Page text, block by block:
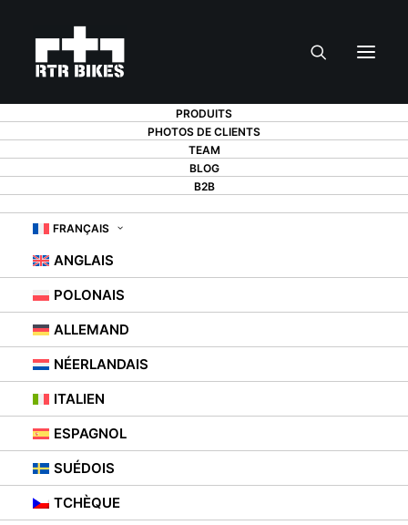
PRODUITS
PHOTOS DE CLIENTS
TEAM
BLOG
B2B
FRANÇAIS
ANGLAIS
POLONAIS
ALLEMAND
NÉERLANDAIS
ITALIEN
ESPAGNOL
SUÉDOIS
TCHÈQUE
CONTACTEZ-NOUS